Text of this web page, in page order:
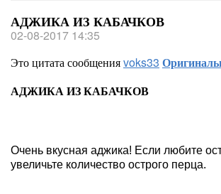
АДЖИКА ИЗ КАБАЧКОВ
02-08-2017 14:35
Это цитата сообщенияvoks33
АДЖИКА ИЗ КАБАЧКОВ
Очень вкусная аджика! Если любите
увеличьте количество острого перца.